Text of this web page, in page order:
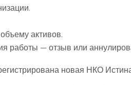
активов.
работы — отзыв или